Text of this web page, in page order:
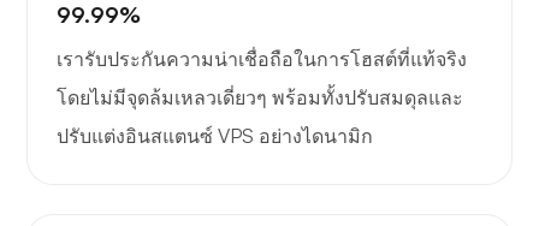
99.99%
เรารับประกันความน่าเชื่อถือในการโฮสต์ที่แท้จริง
โดยไม่มีจุดล้มเหลวเดี่ยวๆ พร้อมทั้งปรับสมดุลและ
ปรับแต่งอินสแตนซ์ VPS อย่างไดนามิก